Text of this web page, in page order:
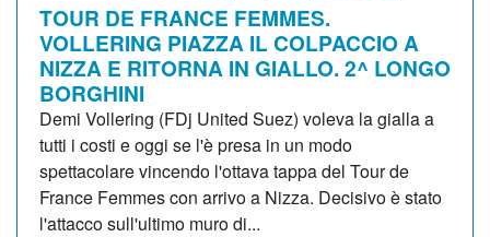
TOUR DE FRANCE FEMMES.
VOLLERING PIAZZA IL COLPACCIO A
NIZZA E RITORNA IN GIALLO. 2^ LONGO
BORGHINI
Demi Vollering (FDj United Suez) voleva la gialla a
tutti i costi e oggi se l'è presa in un modo
spettacolare vincendo l'ottava tappa del Tour de
France Femmes con arrivo a Nizza. Decisivo è stato
l'attacco sull'ultimo muro di...